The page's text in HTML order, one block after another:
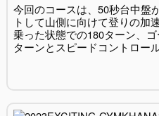
今回のコースは、50秒台中盤
トして山側に向けて登りの加
乗った状態での180ターン、
ターンとスピードコントロー